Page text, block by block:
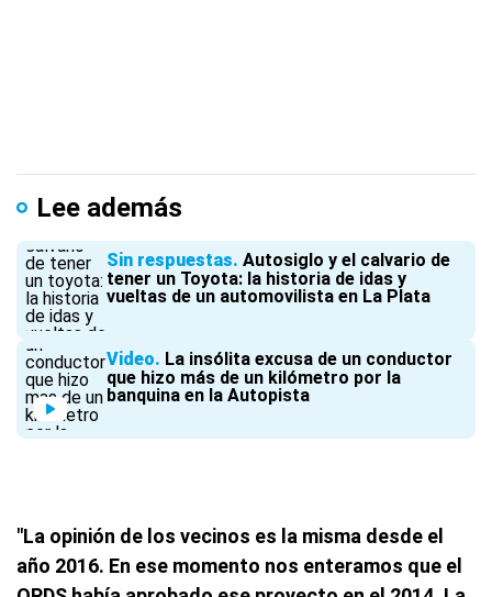
Lee además
Sin respuestas Autosiglo y el calvario de
tener un Toyota: la historia de idas y
vueltas de un automovilista en La Plata
Video La insólita excusa de un conductor
que hizo más de un kilómetro por la
banquina en la Autopista
"La opinión de los vecinos es la misma desde el
año 2016. En ese momento nos enteramos que el